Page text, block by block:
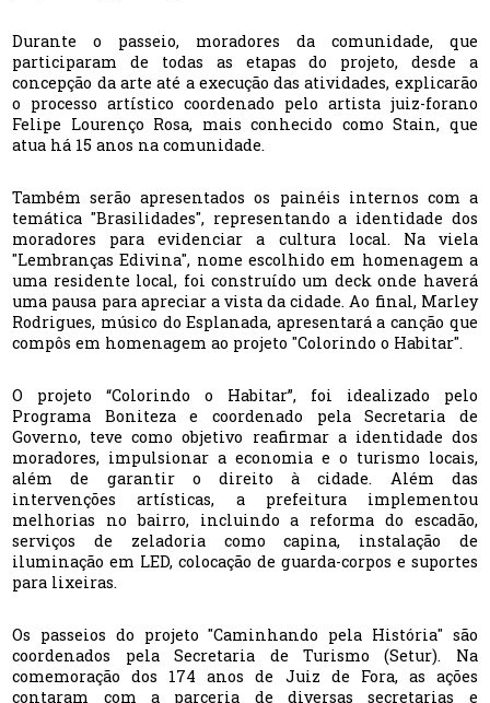
Durante o passeio, moradores da comunidade, que
participaram de todas as etapas do projeto, desde a
concepção da arte até a execução das atividades, explicarão
o processo artístico coordenado pelo artista juiz-forano
Felipe Lourenço Rosa, mais conhecido como Stain, que
atua há 15 anos na comunidade.
Também serão apresentados os painéis internos com a
temática "Brasilidades", representando a identidade dos
moradores para evidenciar a cultura local. Na viela
"Lembranças Edivina", nome escolhido em homenagem a
uma residente local, foi construído um deck onde haverá
uma pausa para apreciar a vista da cidade. Ao final, Marley
Rodrigues, músico do Esplanada, apresentará a canção que
compôs em homenagem ao projeto "Colorindo o Habitar".
O projeto “Colorindo o Habitar”, foi idealizado pelo
Programa Boniteza e coordenado pela Secretaria de
Governo, teve como objetivo reafirmar a identidade dos
moradores, impulsionar a economia e o turismo locais,
além de garantir o direito à cidade. Além das
intervenções artísticas, a prefeitura implementou
melhorias no bairro, incluindo a reforma do escadão,
serviços de zeladoria como capina, instalação de
iluminação em LED, colocação de guarda-corpos e suportes
para lixeiras.
Os passeios do projeto "Caminhando pela História" são
coordenados pela Secretaria de Turismo (Setur). Na
comemoração dos 174 anos de Juiz de Fora, as ações
contaram com a parceria de diversas secretarias e